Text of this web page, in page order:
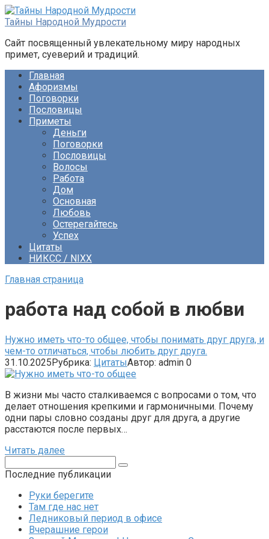
Перейти
к
Тайны Народной Мудрости
Сайт посвященный увлекательному миру народных
примет, суеверий и традиций.
Главная
Афоризмы
Поговорки
Пословицы
Приметы
Деньги
Поговорки
Пословицы
Волосы
Работа
Дом
Основная
Любовь
Остерегайтесь
Успех
Цитаты
НИКСС / NIXX
Главная страница
работа над собой в любви
Нужно иметь что-то общее, чтобы понимать друг друга, и
чем-то отличаться, чтобы любить друг друга.
31.10.2025Рубрика: ЦитатыАвтор: admin 0
В жизни мы часто сталкиваемся с вопросами о том, что
делает отношения крепкими и гармоничными. Почему
одни пары словно созданы друг для друга, а другие
расстаются после первых…
Читать далее
Последние публикации
Руки берегите
Там где нас нет
Ледниковый период в офисе
Вчерашние герои